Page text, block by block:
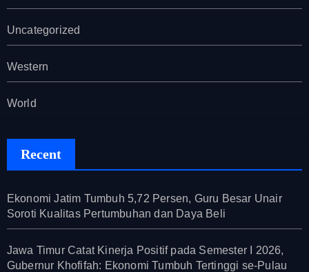
Uncategorized
Western
World
Recent
Ekonomi Jatim Tumbuh 5,72 Persen, Guru Besar Unair
Soroti Kualitas Pertumbuhan dan Daya Beli
Jawa Timur Catat Kinerja Positif pada Semester I 2026,
Gubernur Khofifah: Ekonomi Tumbuh Tertinggi se-Pulau